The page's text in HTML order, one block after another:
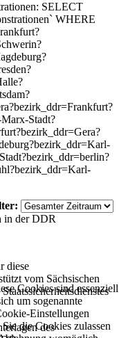
SELECT
WHERE
Stadt?
diese
vom Sächsischen
Cookies sind essenziell
um sogenannte
Einstellungen
die Cookies zulassen